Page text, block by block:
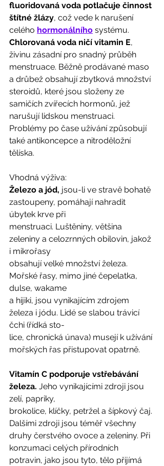
fluoridovaná voda potlačuje činnost
štítné žlázy, což vede k narušení
celého hormonálního systému.
Chlorovaná voda ničí vitamin E,
živinu zásadní pro snadný průběh
menstruace. Běžně prodávané maso
a drůbež obsahují zbytková množství
steroidů, které jsou složeny ze
samičích zvířecích hormonů, jež
narušují lidskou menstruaci.
Problémy po čase užívání způsobují
také antikoncepce a nitroděložní
tělíska.
Vhodná výživa:
Železo a jód, jsou-li ve stravě bohatě
zastoupeny, pomáhají nahradit
úbytek krve při
menstruaci. Luštěniny, většina
zeleniny a celozrnných obilovin, jakož
i mikrořasy
obsahují velké množství železa.
Mořské řasy, mimo jiné čepelatka,
dulse, wakame
a hijiki, jsou vynikajícím zdrojem
železa i jódu. Lidé se slabou trávicí
čchi (řídká sto-
lice, chronická únava) musejí k užívání
mořských řas přistupovat opatrně.
Vitamín C podporuje vstřebávání
železa. Jeho vynikajícími zdroji jsou
zelí, papriky,
brokolice, klíčky, petržel a šípkový čaj.
Dalšími zdroji jsou téměř všechny
druhy čerstvého ovoce a zeleniny. Při
konzumaci celých přírodních
potravin, jako jsou tyto, tělo přijímá